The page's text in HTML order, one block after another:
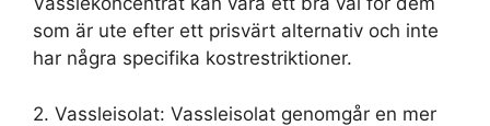
som är ute efter ett prisvärt alternativ och inte
har några specifika kostrestriktioner.
2. Vassleisolat: Vassleisolat genomgår en mer